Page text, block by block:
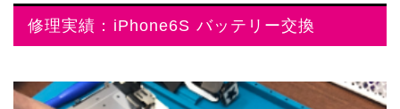
修理実績：iPhone6S バッテリー交換